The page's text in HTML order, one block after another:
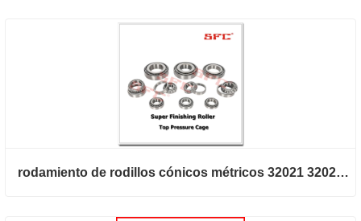
rodamiento de rodillos cónicos métricos 32021 32022 32024 32026